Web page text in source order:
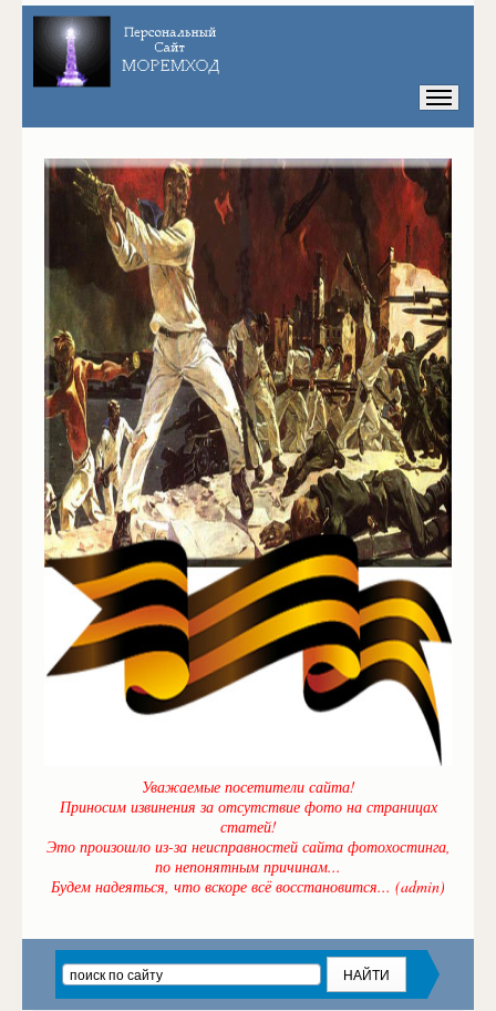
Уважаемые посетители сайта!
Приносим извинения за отсутствие фото на страницах
статей!
Это произошло из-за неисправностей сайта фотохостинга,
по непонятным причинам...
Будем надеяться, что вскоре всё восстановится... (admin)